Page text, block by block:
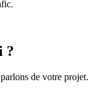
?
de votre projet.